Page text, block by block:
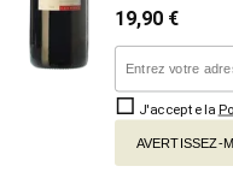
19,90 €
J'accepte la
AVERTISSEZ-